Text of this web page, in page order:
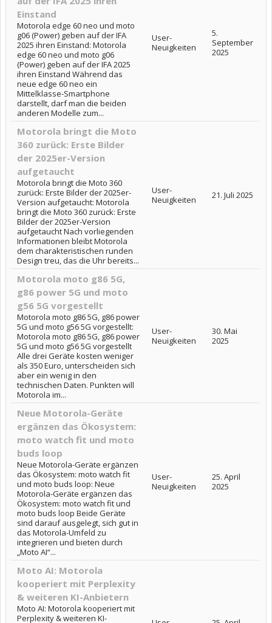
Einstand
Motorola edge 60 neo und moto
g06 (Power) geben auf der IFA
2025 ihren Einstand: Motorola
edge 60 neo und moto g06
(Power) geben auf der IFA 2025
ihren Einstand Während das
neue edge 60 neo ein
Mittelklasse-Smartphone
darstellt, darf man die beiden
anderen Modelle zum...
User-
Neuigkeiten
5.
September
2025
Motorola bringt die Moto
360 zurück: Erste Bilder
der 2025er-Version
aufgetaucht
Motorola bringt die Moto 360
zurück: Erste Bilder der 2025er-
Version aufgetaucht: Motorola
bringt die Moto 360 zurück: Erste
Bilder der 2025er-Version
aufgetaucht Nach vorliegenden
Informationen bleibt Motorola
dem charakteristischen runden
Design treu, das die Uhr bereits...
User-
Neuigkeiten
21. Juli 2025
Motorola moto g86 5G,
g86 power 5G und moto
g56 5G vorgestellt
Motorola moto g86 5G, g86 power
5G und moto g56 5G vorgestellt:
Motorola moto g86 5G, g86 power
5G und moto g56 5G vorgestellt
Alle drei Geräte kosten weniger
als 350 Euro, unterscheiden sich
aber ein wenig in den
technischen Daten. Punkten will
Motorola im...
User-
Neuigkeiten
30. Mai
2025
Neue Motorola-Geräte
ergänzen das Ökosystem:
moto watch fit und moto
buds loop
Neue Motorola-Geräte ergänzen
das Ökosystem: moto watch fit
und moto buds loop: Neue
Motorola-Geräte ergänzen das
Ökosystem: moto watch fit und
moto buds loop Beide Geräte
sind darauf ausgelegt, sich gut in
das Motorola-Umfeld zu
integrieren und bieten durch
„Moto AI“...
User-
Neuigkeiten
25. April
2025
Moto AI: Motorola
kooperiert mit Perplexity
& weiteren KI-Anbietern
Moto AI: Motorola kooperiert mit
Perplexity & weiteren KI-